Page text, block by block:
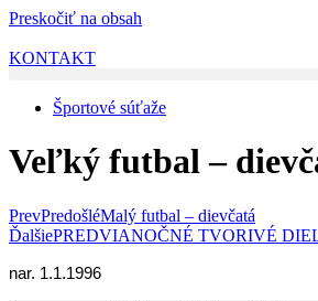
Preskočiť na obsah
KONTAKT
Športové súťaže
Veľký futbal –
PrevPredošléMalý futbal – dievčatá
ĎalšiePREDVIANOČNÉ TVORIVÉ
nar. 1.1.1996